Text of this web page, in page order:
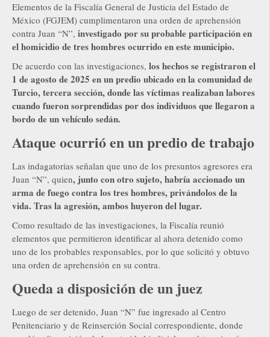
Elementos de la Fiscalía General de Justicia del Estado de
México (FGJEM) cumplimentaron una orden de aprehensión
contra Juan “N”, investigado por su probable participación en
el homicidio de tres hombres ocurrido en este municipio.
De acuerdo con las investigaciones, los hechos se registraron el
1 de agosto de 2025 en un predio ubicado en la comunidad de
Turcio, tercera sección, donde las víctimas realizaban labores
cuando fueron sorprendidas por dos individuos que llegaron a
bordo de un vehículo sedán.
Ataque ocurrió en un predio de trabajo
Las indagatorias señalan que uno de los presuntos agresores era
Juan “N”, quien, junto con otro sujeto, habría accionado un
arma de fuego contra los tres hombres, privándolos de la
vida. Tras la agresión, ambos huyeron del lugar.
Como resultado de las investigaciones, la Fiscalía reunió
elementos que permitieron identificar al ahora detenido como
uno de los probables responsables, por lo que solicitó y obtuvo
una orden de aprehensión en su contra.
Queda a disposición de un juez
Luego de ser detenido, Juan “N” fue ingresado al Centro
Penitenciario y de Reinserción Social correspondiente, donde